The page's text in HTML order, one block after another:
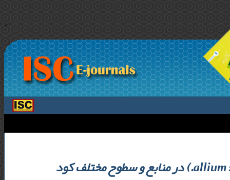
>
تغییرات شاخص های رشد رویشی و عملکرد سیر (allium sativum l.) در منابع و سطوح مختلف کود